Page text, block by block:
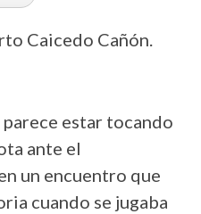
Caicedo Cañón.
estar tocando
ante el
un encuentro que
cuando se jugaba